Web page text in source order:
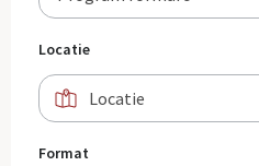
Locatie
Format